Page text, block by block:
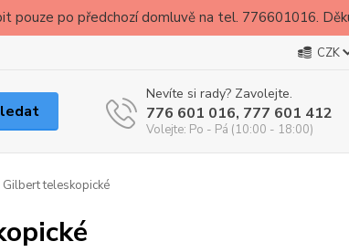
pouze po předchozí domluvě na tel. 776601016.
CZK
Nevíte si rady? Zavolejte.
776 601 016, 777 601 412
Volejte: Po - Pá (10:00 - 18:00)
Gilbert teleskopické